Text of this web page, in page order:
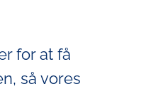
for at få
så vores